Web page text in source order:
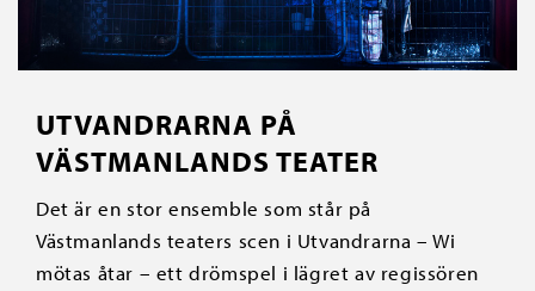
UTVANDRARNA PÅ
VÄSTMANLANDS TEATER
Det är en stor ensemble som står på
Västmanlands teaters scen i Utvandrarna – Wi
mötas åtar – ett drömspel i lägret av regissören